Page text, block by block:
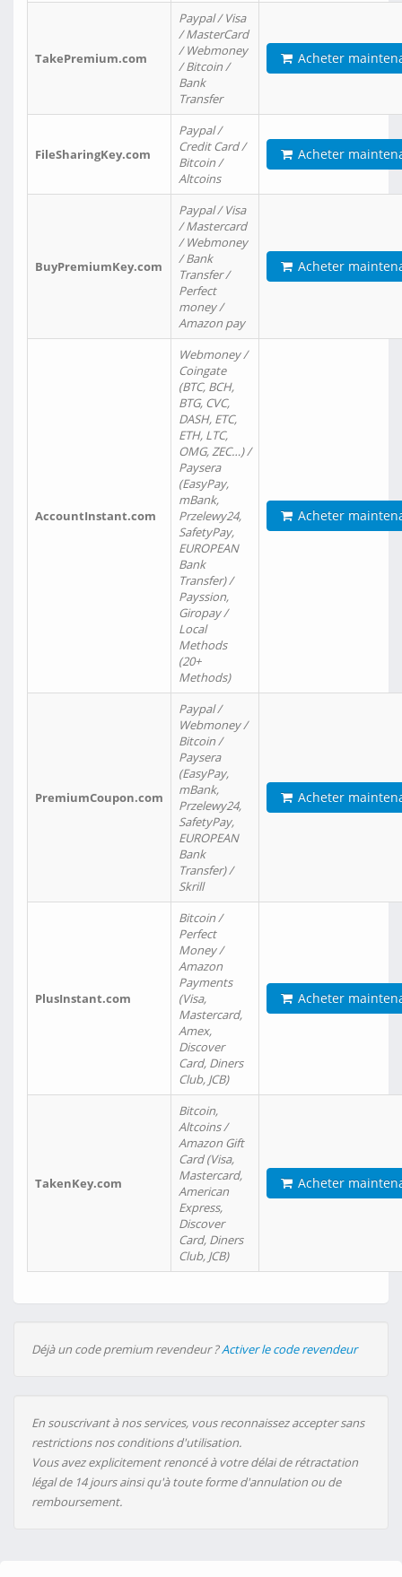
TakePremium.com
Paypal / Visa
/ MasterCard
/ Webmoney
/ Bitcoin /
Bank
Transfer
Acheter
FileSharingKey.com
Paypal /
Credit Card /
Bitcoin /
Altcoins
Acheter
BuyPremiumKey.com
Paypal / Visa
/ Mastercard
/ Webmoney
/ Bank
Transfer /
Perfect
money /
Amazon pay
Acheter
AccountInstant.com
Webmoney /
Coingate
(BTC, BCH,
BTG, CVC,
DASH, ETC,
ETH, LTC,
OMG, ZEC…) /
Paysera
(EasyPay,
mBank,
Przelewy24,
SafetyPay,
EUROPEAN
Bank
Transfer) /
Payssion,
Giropay /
Local
Methods
(20+
Methods)
Acheter
PremiumCoupon.com
Paypal /
Webmoney /
Bitcoin /
Paysera
(EasyPay,
mBank,
Przelewy24,
SafetyPay,
EUROPEAN
Bank
Transfer) /
Skrill
Acheter
PlusInstant.com
Bitcoin /
Perfect
Money /
Amazon
Payments
(Visa,
Mastercard,
Amex,
Discover
Card, Diners
Club, JCB)
Acheter
TakenKey.com
Bitcoin,
Altcoins /
Amazon Gift
Card (Visa,
Mastercard,
American
Express,
Discover
Card, Diners
Club, JCB)
Acheter
Déjà un code premium revendeur ?Activer le code revendeur
En souscrivant à nos services, vous reconnaissez accepter sans
restrictions nos conditions d'utilisation.
Vous avez explicitement renoncé à votre délai de rétractation
légal de 14 jours ainsi qu'à toute forme d'annulation ou de
remboursement.